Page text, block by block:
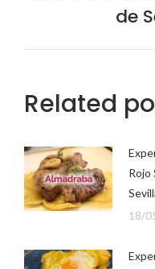
de
Related
Rojo
18/